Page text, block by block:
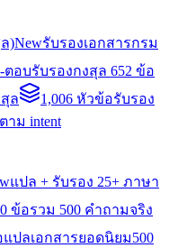
)Newรับรองเอกสารกรม
ตอบรับรองกงสุล 652 ข้อ
ล
1,006 หัวข้อรับรอง
าม intent
แปล + รับรอง 25+ ภาษา
ข้อรวม 500 คำถามจริง
แปลเอกสารยอดนิยม500